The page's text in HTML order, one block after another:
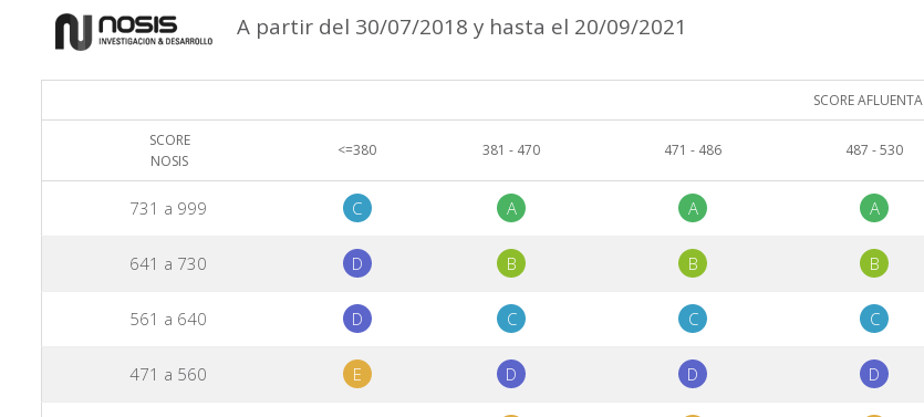
A partir del 30/07/2018 y hasta el 20/09/2021
SCORE AFLUENTA
SCORE
NOSIS
<=380 381 - 470 471 - 486 487 - 530
731 a 999 C A A A
641 a 730 D B B B
561 a 640 D C C C
471 a 560 E D D D